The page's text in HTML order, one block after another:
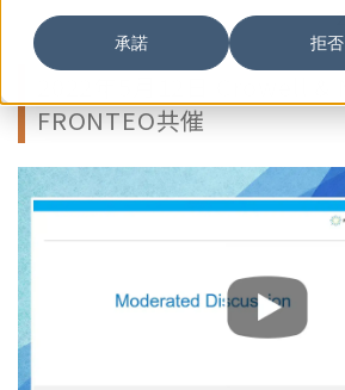
承諾 拒否
2022年5月12日 Crowell
FRONTEO共催